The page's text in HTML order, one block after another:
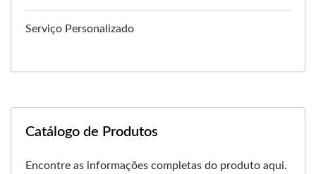
Serviço Personalizado
Catálogo de Produtos
Encontre as informações completas do produto aqui.